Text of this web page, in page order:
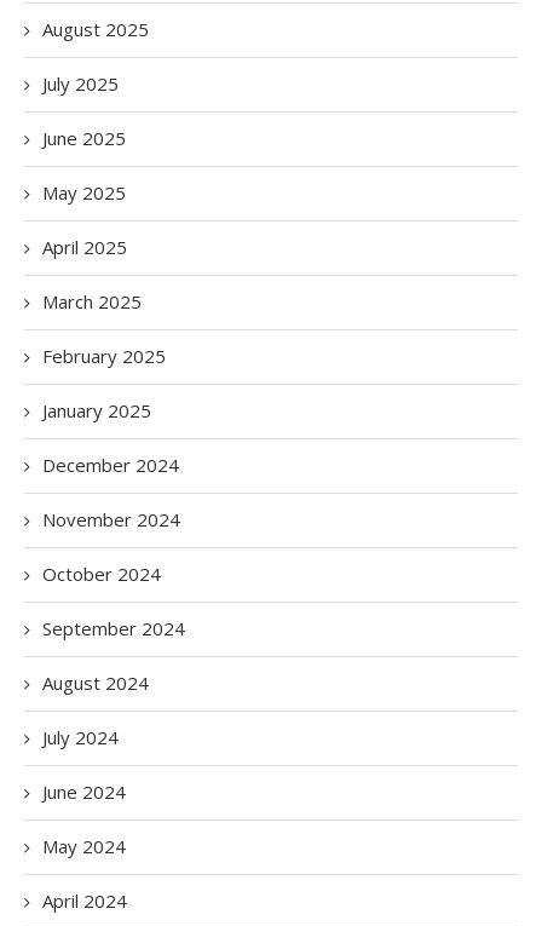
August 2025
July 2025
June 2025
May 2025
April 2025
March 2025
February 2025
January 2025
December 2024
November 2024
October 2024
September 2024
August 2024
July 2024
June 2024
May 2024
April 2024